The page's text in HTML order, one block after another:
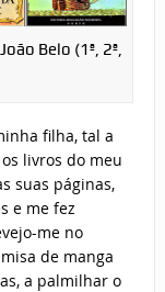
Belo (1ª, 2ª,
filha, tal a
livros do meu
suas páginas,
e me fez
me no
de manga
a palmilhar o